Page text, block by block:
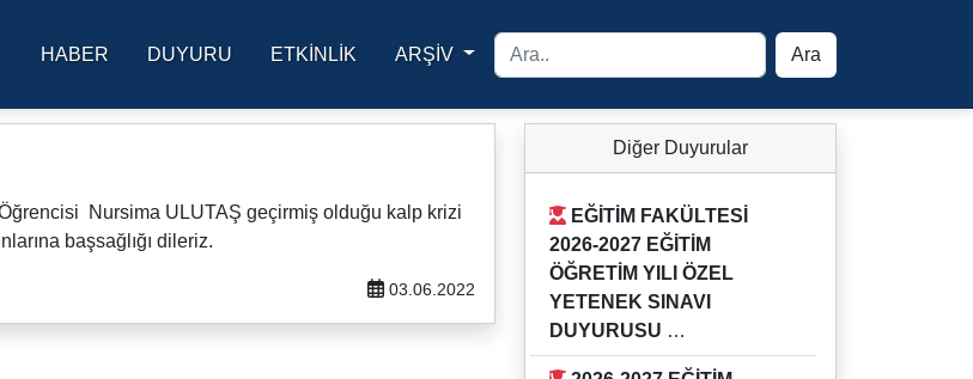
Ana Sayfa
HABER DUYURU ETKINLIK ARŞİV Ara
Nursima ULUTAŞ geçirmiş olduğu kalp krizi
başsağlığı dileriz.
03.06.2022
Diğer Duyurular
2026-2027 EĞİTİM
ÖĞRETİM YILI ÖZEL
YETENEK SINAVI
DUYURUSU
03.08.2026